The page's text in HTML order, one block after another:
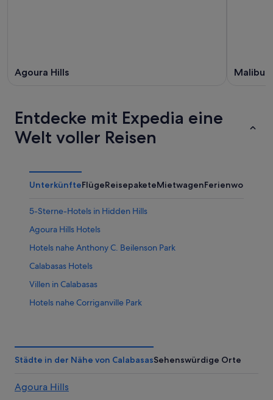
Agoura Hills Malibu
Entdecke mit Expedia eine
Welt voller Reisen
UnterkünfteFlügeReisepaketeMietwagen
5-Sterne-Hotels in Hidden Hills
Agoura Hills Hotels
Hotels nahe Anthony C. Beilenson Park
Calabasas Hotels
Villen in Calabasas
Hotels nahe Corriganville Park
Boutique- in Hidden Hills
La Quinta Inn & Suites Hotels in Hidden Hills
Städte in der Nähe von CalabasasSehenswürdige Orte
Agoura Hills